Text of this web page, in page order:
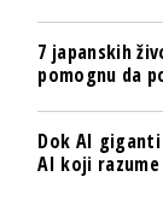
7 japanskih
pomognu da
Dok AI
AI koji